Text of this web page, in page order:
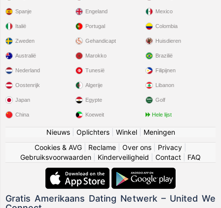
Spanje
Italië
Zweden
Engeland
Portugal
Gehandicapt
Mexico
Colombia
Huisdieren
Australië
Nederland
Oostenrijk
Japan
China
Marokko
Tunesië
Algerije
Egypte
Koeweit
Brazilië
Filipijnen
Libanon
Golf
Hele lijst
Nieuws| Oplichters| Winkel| Meningen
Cookies & AVG
Reclame Over ons Privacy
Gebruiksvoorwaarden
Kinderveiligheid Contact FAQ
Gratis Amerikaans Dating Netwerk – United We